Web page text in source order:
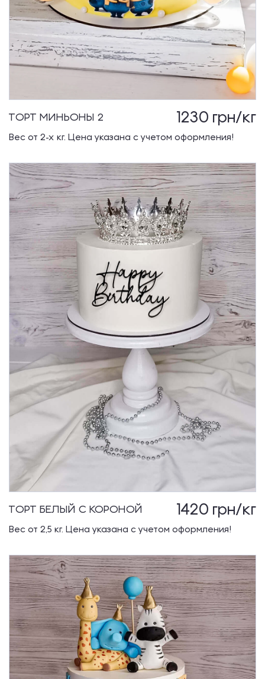
ТОРТ МИНЬОНЫ 2 1230 грн/кг
Вес от 2-х кг. Цена указана с учетом оформления!
ТОРТ БЕЛЫЙ С КОРОНОЙ 1420 грн/кг
Вес от 2,5 кг. Цена указана с учетом оформления!